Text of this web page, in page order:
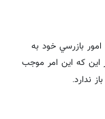
بازرسي خود به
اين كه اين امر موجب
ندارد.